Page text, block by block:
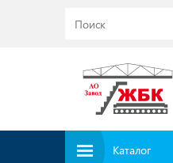
Каталог